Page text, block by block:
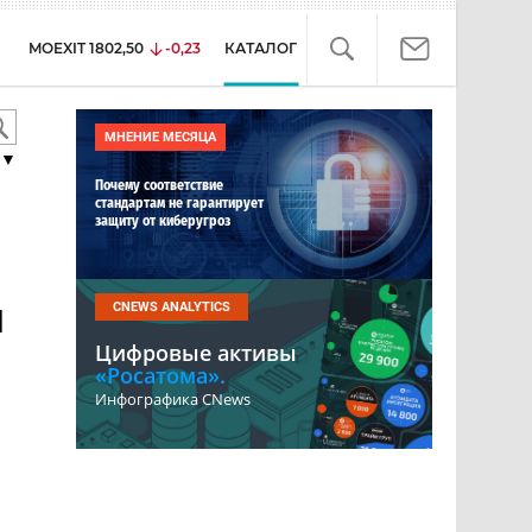
MOEXIT 1802,50 -0,23 КАТАЛОГ
МНЕНИЕ МЕСЯЦА
Почему соответствие
стандартам не гарантирует
защиту от киберугроз
CNEWS ANALYTICS
Цифровые активы
«Росатома».
Инфографика CNews